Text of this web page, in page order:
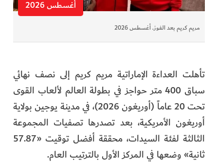
أغسطس 2026
مريم كريم بعد الفوز. أغسطس 2026
تأهلت العداءة الإماراتية مريم كريم إلى نصف نهائي
سباق 400 متر حواجز في بطولة العالم لألعاب القوى
تحت 20 عاماً (أوريغون 2026)، في مدينة يوجين بولاية
أوريغون الأمريكية، بعد تصدرها تصفيات المجموعة
الثالثة لفئة السيدات، محققة أفضل توقيت «57.87
ثانية» وضعها في المركز الأول بالترتيب العام.